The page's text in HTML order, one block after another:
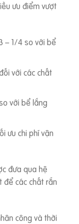
ưu điểm vượt
– 1/4 so với bể
với các chất
với bể lắng
ưu chi phí vận
đưa qua hệ
để các chất rắn
công và thời